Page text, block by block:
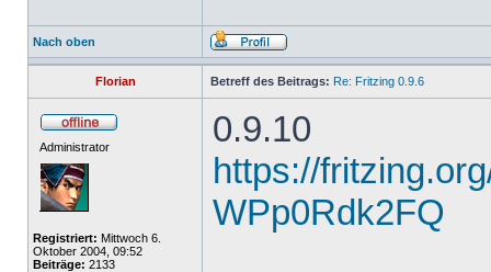
Nach oben
Florian Betreff des Beitrags: Re: Fritzing 0.9.6
Administrator
Registriert: Mittwoch 6.
Oktober 2004, 09:52
Beiträge: 2133
0.9.10
https://
WPp0Rdk2FQ